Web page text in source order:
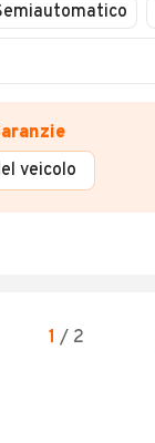
veicolo
1 / 2